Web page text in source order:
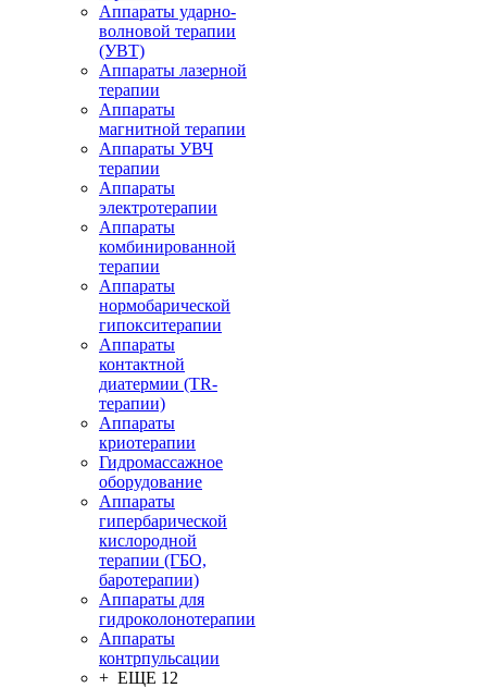
Аппараты ударно-
волновой терапии
(УВТ)
Аппараты лазерной
терапии
Аппараты
магнитной терапии
Аппараты УВЧ
терапии
Аппараты
электротерапии
Аппараты
комбинированной
терапии
Аппараты
нормобарической
гипокситерапии
Аппараты
контактной
диатермии (TR-
терапии)
Аппараты
криотерапии
Гидромассажное
оборудование
Аппараты
гипербарической
кислородной
терапии (ГБО,
баротерапии)
Аппараты для
гидроколонотерапии
Аппараты
контрпульсации
+ ЕЩЕ 12